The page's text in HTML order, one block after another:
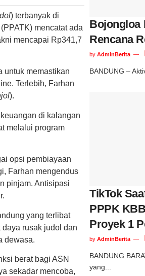
) terbanyak di
mencatat ada
mencapai Rp341,7
untuk memastikan
Terlebih, Farhan
).
di kalangan
melalui program
opsi pembiayaan
Farhan mengendus
pinjam. Antisipasi
yang terlibat
rusak judol dan
dewasa.
berat bagi ASN
sekadar mencoba,
Bojongloa
Rencana
by AdminBerita
BANDUNG –
TikTok
PPPK
Proyek 1
by AdminBerita
BANDUNG
yang...